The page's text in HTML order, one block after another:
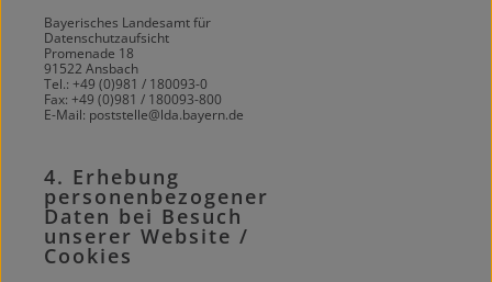
Bayerisches Landesamt für
Datenschutzaufsicht
Promenade 18
91522 Ansbach
Tel.: +49 (0)981 / 180093-0
Fax: +49 (0)981 / 180093-800
E-Mail: poststelle@lda.bayern.de
4. Erhebung
personenbezogener
Daten bei Besuch
unserer Website /
Cookies